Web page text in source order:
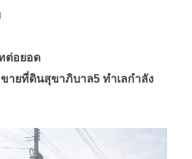
ต่อยอด
ายที่ดินสุขาภิบาล5 ทำเลกำลัง